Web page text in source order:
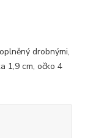
drobnými,
1,9 cm, očko 4